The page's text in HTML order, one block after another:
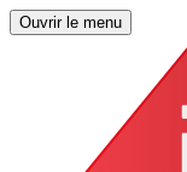
Ouvrir le menu